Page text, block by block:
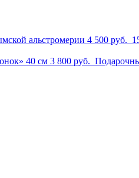
альстромерии 4 500 руб.
40 см 3 800 руб.